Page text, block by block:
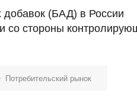
добавок (БАД) в России
со стороны
Потребительский рынок